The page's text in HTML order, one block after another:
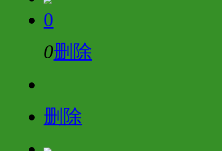
0
0删除
删除